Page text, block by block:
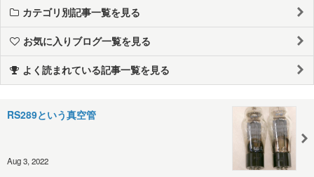
カテゴリ別記事一覧を見る
お気に入りブログ一覧を見る
よく読まれている記事一覧を見る
RS289という真空管
Aug 3, 2022